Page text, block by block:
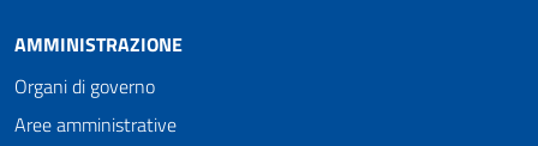
AMMINISTRAZIONE
Organi di governo
Aree amministrative